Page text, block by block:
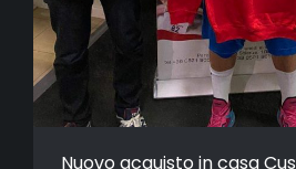
Nuovo acquisto in casa Cus